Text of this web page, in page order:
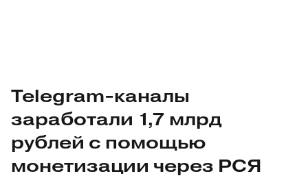
Telegram-каналы
заработали 1,7 млрд
рублей с помощью
монетизации через РСЯ